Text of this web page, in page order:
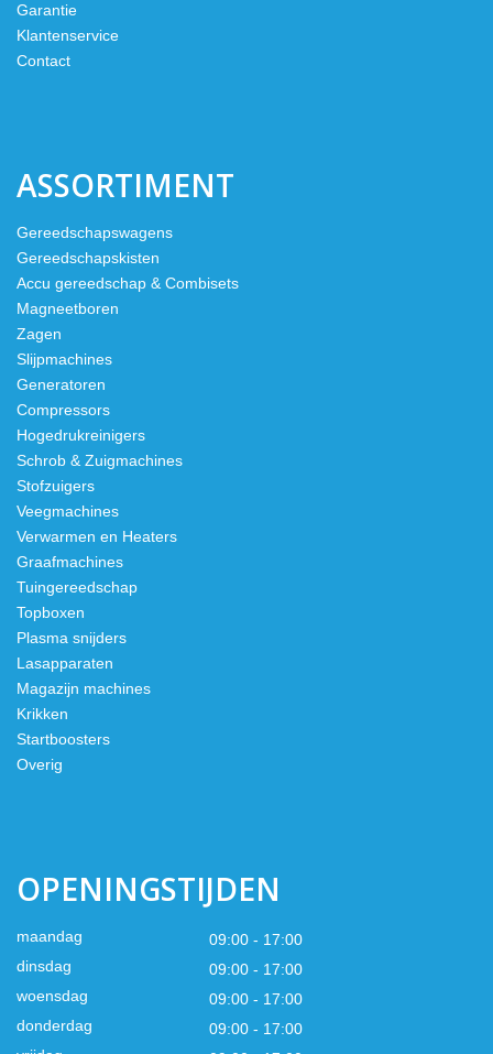
Garantie
Klantenservice
Contact
ASSORTIMENT
Gereedschapswagens
Gereedschapskisten
Accu gereedschap & Combisets
Magneetboren
Zagen
Slijpmachines
Generatoren
Compressors
Hogedrukreinigers
Schrob & Zuigmachines
Stofzuigers
Veegmachines
Verwarmen en Heaters
Graafmachines
Tuingereedschap
Topboxen
Plasma snijders
Lasapparaten
Magazijn machines
Krikken
Startboosters
Overig
OPENINGSTIJDEN
maandag
09:00 - 17:00
dinsdag
09:00 - 17:00
woensdag
09:00 - 17:00
donderdag
09:00 - 17:00